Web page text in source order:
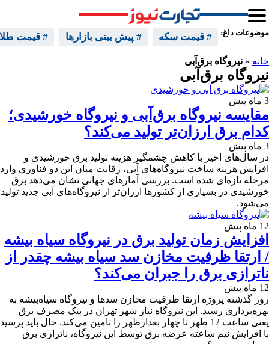
موضوعات داغ: # قیمت سکه # پیش بینی بازارها # قیمت طلا
خانه » نیروگاه برق‌آبی
نیروگاه برق‌آبی
3 ماه پیش
مقایسه نیروگاه برق‌آبی و نیروگاه خورشیدی؛
کدام برق ارزان‌تر تولید می‌کند؟
3 ماه پیش
در سال‌های اخیر با کاهش چشمگیر هزینه تولید برق خورشیدی و
افزایش هزینه ساخت نیروگاه‌های آبی، رقابت میان این دو فناوری وارد
مرحله تازه‌ای شده است. بررسی آمارهای جهانی نشان می‌دهد برق
خورشیدی در بسیاری از کشورها ارزان‌تر از نیروگاه‌های آبی جدید تولید
می‌شود.
12 ماه پیش
افزایش زمان تولید برق در نیروگاه سیاه بیشه
/ ارتقا ظرفیت مخازن سد سیاه بیشه چقدر از
ناترازی برق را جبران می‌کند؟
12 ماه پیش
روز گذشته پروژه ارتقا ظرفیت مخازن سدها و نیروگاه سیاه‌بیشه به
بهره‌برداری رسید. این نیروگاه نیاز شهر تهران در پیک مصرف برق
یعنی ساعت 12 ظهر تا چهار بعدازظهر را تامین می‌کند. حال باید پرسید
با افزایش نیم ساعته عرضه برق توسط این نیروگاه، ناترازی برق